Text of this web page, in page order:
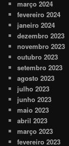
março 2024
fevereiro 2024
janeiro 2024
dezembro 2023
novembro 2023
outubro 2023
setembro 2023
agosto 2023
julho 2023
junho 2023
maio 2023
abril 2023
março 2023
fevereiro 2023